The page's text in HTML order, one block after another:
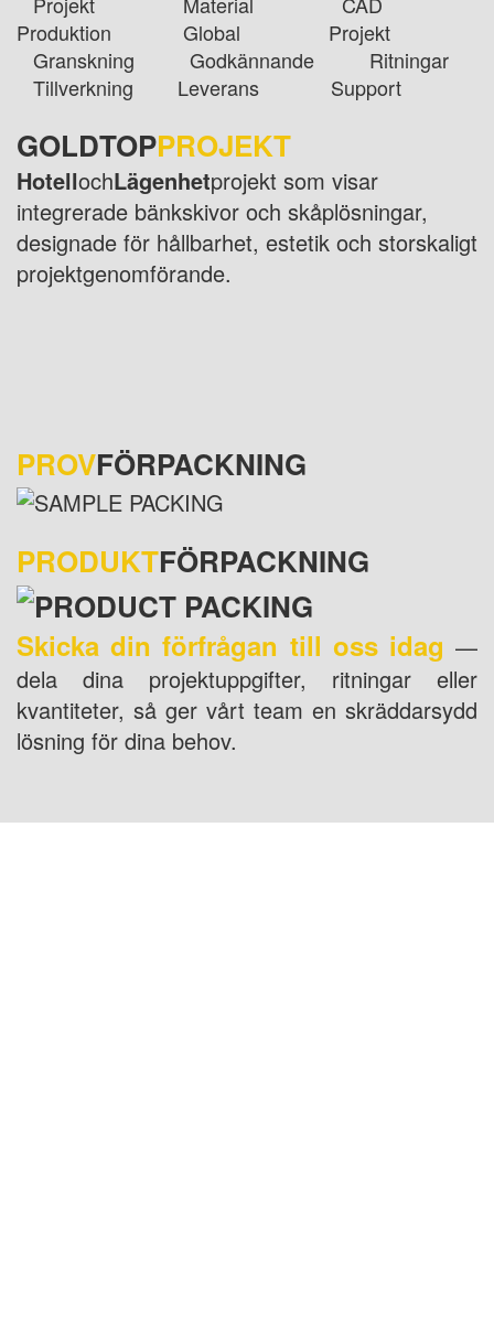
Produktion Global Projekt
Granskning Godkännande Ritningar
Tillverkning Leverans Support
GOLDTOPPROJEKT
HotellochLägenhetprojekt som visar
integrerade bänkskivor och skåplösningar,
designade för hållbarhet, estetik och storskaligt
projektgenomförande.
PROVFÖRPACKNING
PRODUKTFÖRPACKNING
Skicka din förfrågan till oss idag —
dela dina projektuppgifter, ritningar eller
kvantiteter, så ger vårt team en skräddarsydd
lösning för dina behov.